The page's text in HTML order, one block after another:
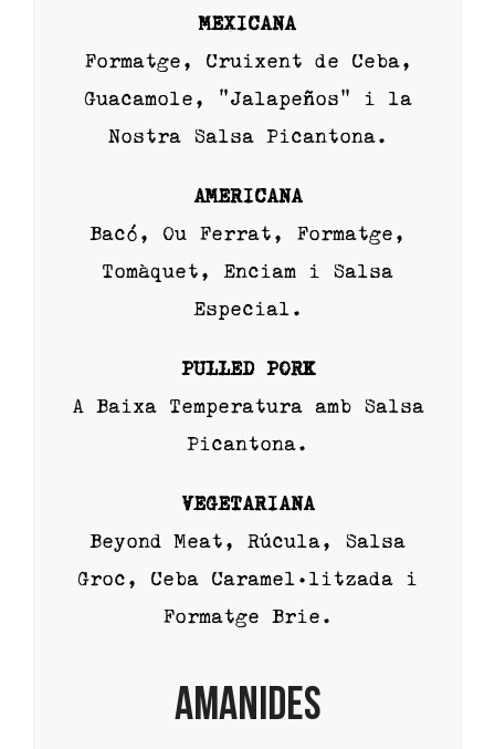
MEXICANA
Formatge, Cruixent de Ceba,
Guacamole, “Jalapeños” i la
Nostra Salsa Picantona.
AMERICANA
Bacó, Ou Ferrat, Formatge,
Tomàquet, Enciam i Salsa
Especial.
PULLED PORK
A Baixa Temperatura amb Salsa
Picantona.
VEGETARIANA
Beyond Meat, Rúcula, Salsa
Groc, Ceba Caramel·litzada i
Formatge Brie.
AMANIDES